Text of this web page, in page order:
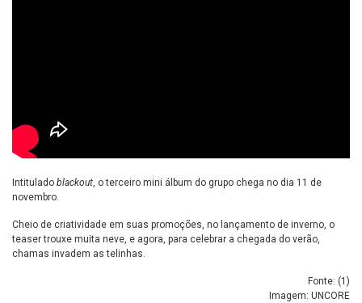
Intitulado blackout, o terceiro mini álbum do grupo chega no dia 11 de
novembro.
Cheio de criatividade em suas promoções, no lançamento de inverno, o
teaser trouxe muita neve, e agora, para celebrar a chegada do verão,
chamas invadem as telinhas.
Fonte: (1 )
Imagem: UNCORE